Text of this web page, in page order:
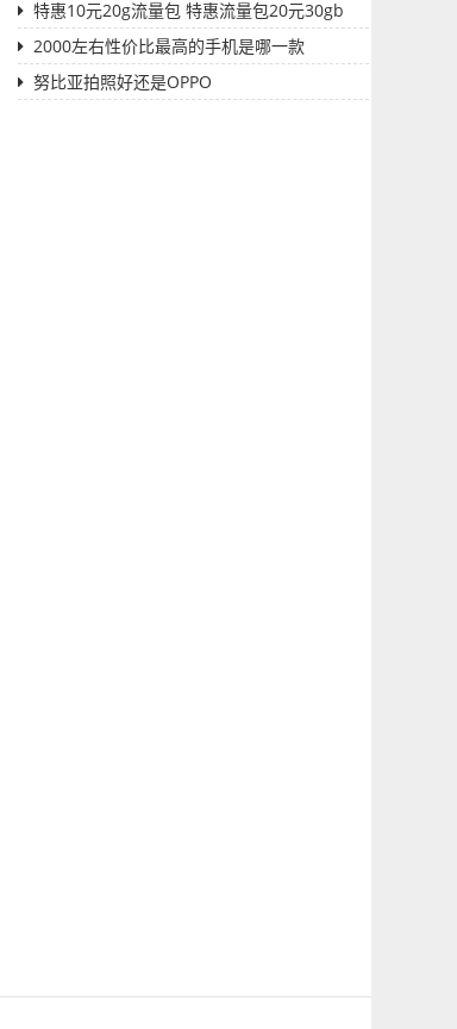
特惠10元20g流量包 特惠流量包20元30gb
2000左右性价比最高的手机是哪一款
努比亚拍照好还是OPPO